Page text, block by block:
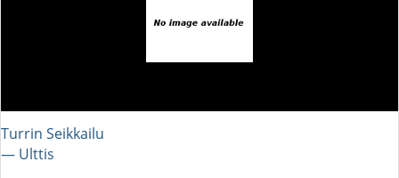
Turrin Seikkailu
― Ulttis